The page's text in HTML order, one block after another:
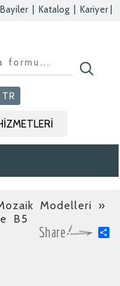
Bayiler Katalog Kariyer
TR
Modelleri »
B5